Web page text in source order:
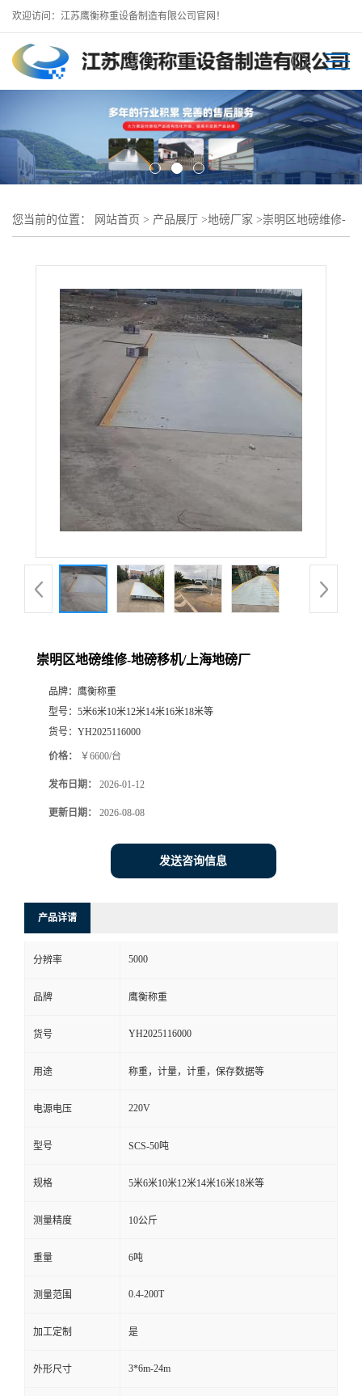
欢迎访问：江苏鹰衡称重设备制造有限公司官网！
您当前的位置： 网站首页 > 产品展厅 >地磅厂家 >崇明区地磅维修-
崇明区地磅维修-地磅移机/上海地磅厂
品牌： 鹰衡称重
型号： 5米6米10米12米14米16米18米等
货号： YH2025116000
价格： ￥6600/台
发布日期： 2026-01-12
更新日期： 2026-08-08
发送咨询信息
产品详请
分辨率 5000
品牌 鹰衡称重
货号 YH2025116000
用途 称重，计量，计重，保存数据等
电源电压 220V
型号 SCS-50吨
规格 5米6米10米12米14米16米18米等
测量精度 10公斤
重量 6吨
测量范围 0.4-200T
加工定制 是
外形尺寸 3*6m-24m